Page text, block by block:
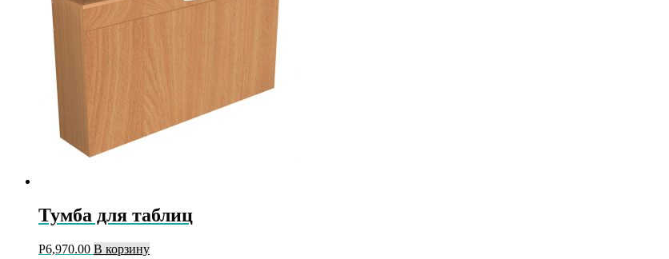
Тумба для таблиц
Р6,970.00 В корзину